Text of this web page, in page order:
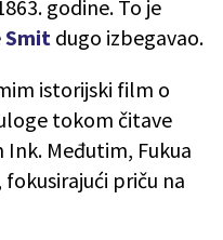
godine. To je
Smit dugo izbegavao.
istorijski film o
tokom čitave
Ink. Međutim, Fukua
priču na